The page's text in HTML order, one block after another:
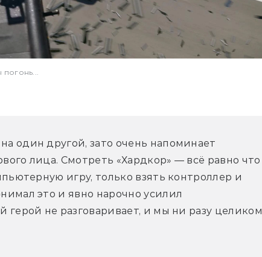
один другой, зато очень напоминает
лица. Смотреть «Хардкор» — всё равно что
игру, только взять контроллер и
это и явно нарочно усилил
герой не разговаривает, и мы ни разу целиком